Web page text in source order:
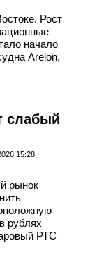
Рост
начало
Areion,
слабый
15:28
рынок
рублях
РТС